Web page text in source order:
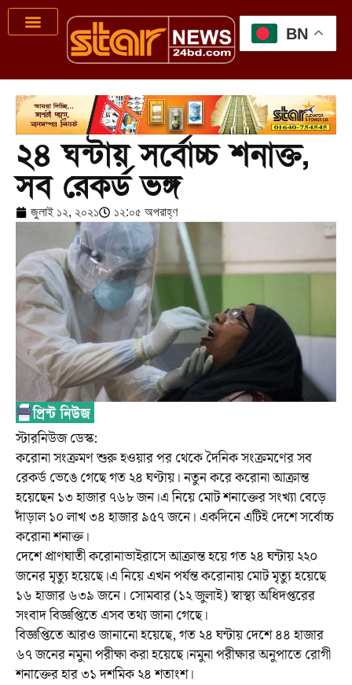
২৪ ঘন্টায় সর্বোচ্চ শনাক্ত,
সব রেকর্ড ভঙ্গ
জুলাই ১২, ২০২১ ১২:০৫ অপরাহ্ণ
স্টারনিউজ ডেস্ক:
করোনা সংক্রমণ শুরু হওয়ার পর থেকে দৈনিক সংক্রমণের সব
রেকর্ড ভেঙে গেছে গত ২৪ ঘণ্টায়। নতুন করে করোনা আক্রান্ত
হয়েছেন ১৩ হাজার ৭৬৮ জন।এ নিয়ে মোট শনাক্তের সংখ্যা বেড়ে
দাঁড়াল ১০ লাখ ৩৪ হাজার ৯৫৭ জনে। একদিনে এটিই দেশে সর্বোচ্চ
করোনা শনাক্ত।
দেশে প্রাণঘাতী করোনাভাইরাসে আক্রান্ত হয়ে গত ২৪ ঘন্টায় ২২০
জনের মৃত্যু হয়েছে।এ নিয়ে এখন পর্যন্ত করোনায় মোট মৃত্যু হয়েছে
১৬ হাজার ৬৩৯ জনে। সোমবার (১২ জুলাই) স্বাস্থ্য অধিদপ্তরের
সংবাদ বিজ্ঞপ্তিতে এসব তথ্য জানা গেছে।
বিজ্ঞপ্তিতে আরও জানানো হয়েছে, গত ২৪ ঘন্টায় দেশে ৪৪ হাজার
৬৭ জনের নমুনা পরীক্ষা করা হয়েছে।নমুনা পরীক্ষার অনুপাতে রোগী
শনাক্তের হার ৩১ দশমিক ২৪ শতাংশ।
BN